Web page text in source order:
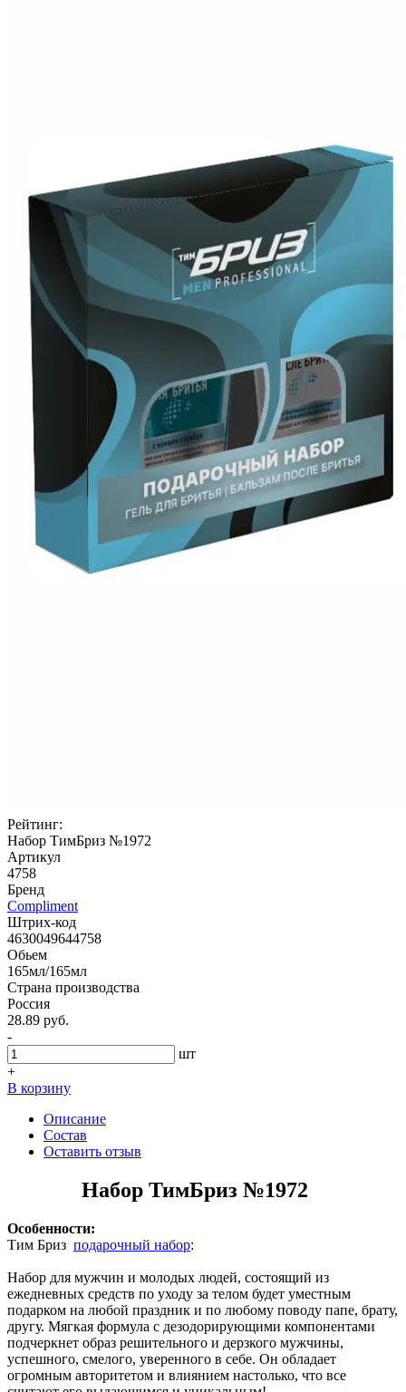
Рейтинг:
Набор ТимБриз №1972
Артикул
4758
Бренд
Compliment
Штрих-код
4630049644758
Обьем
165мл/165мл
Страна производства
Россия
28.89 руб.
-
шт
+
В корзину
Описание
Состав
Оставить отзыв
Набор ТимБриз №1972
Особенности:
Тим Бриз подарочный набор:
Набор для мужчин и молодых людей, состоящий из
ежедневных средств по уходу за телом будет уместным
подарком на любой праздник и по любому поводу папе, брату,
другу. Мягкая формула с дезодорирующими компонентами
подчеркнет образ решительного и дерзкого мужчины,
успешного, смелого, уверенного в себе. Он обладает
огромным авторитетом и влиянием настолько, что все